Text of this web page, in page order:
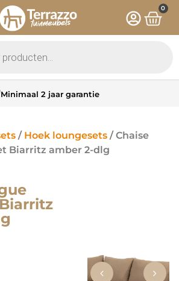
0
Minimaal 2 jaar garantie
/ Hoek loungesets / Chaise
Biarritz amber 2-dlg